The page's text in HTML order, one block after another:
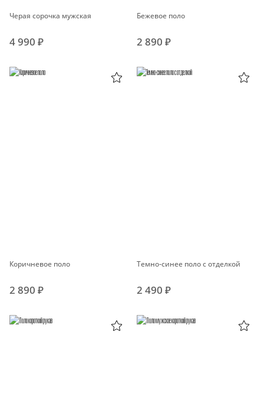
Черая сорочка мужская
4 990 ₽
Бежевое поло
2 890 ₽
Коричневое поло
2 890 ₽
Темно-синее поло с отделкой
2 490 ₽